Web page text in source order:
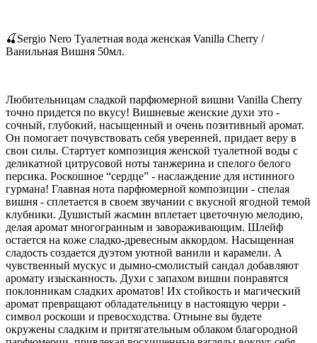
🍒Sergio Nero Туалетная вода женская Vanilla Cherry /
Ванильная Вишня 50мл.
Любительницам сладкой парфюмерной вишни Vanilla Cherry
точно придется по вкусу! Вишневые женские духи это -
сочный, глубокий, насыщенный и очень позитивный аромат.
Он помогает почувствовать себя уверенней, придает веру в
свои силы. Стартует композиция женской туалетной воды с
деликатной цитрусовой ноты танжерина и спелого белого
персика. Роскошное “сердце” - наслаждение для истинного
гурмана! Главная нота парфюмерной композиции - спелая
вишня - сплетается в своем звучании с вкусной ягодной темой
клубники. Душистый жасмин вплетает цветочную мелодию,
делая аромат многогранным и завораживающим. Шлейф
остается на коже сладко-древесным аккордом. Насыщенная
сладость создается дуэтом уютной ванили и карамели. А
чувственный мускус и дымно-смолистый сандал добавляют
аромату изысканность. Духи с запахом вишни понравятся
поклонникам сладких ароматов! Их стойкость и магический
аромат превращают обладательницу в настоящую черри -
символ роскоши и превосходства. Отныне вы будете
окружены сладким и притягательным облаком благородной